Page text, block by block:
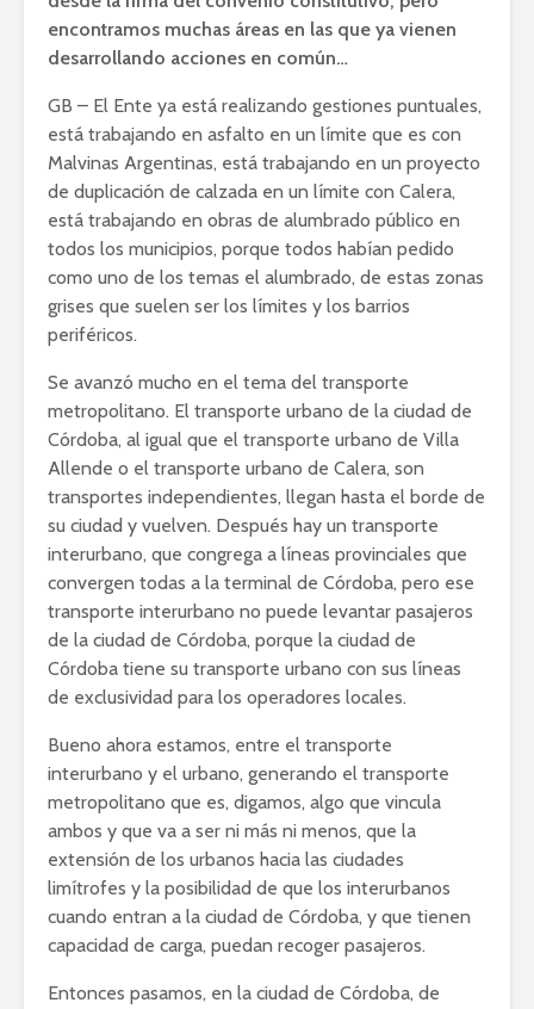
encontramos muchas áreas en las que ya vienen
desarrollando acciones en común…
GB – El Ente ya está realizando gestiones puntuales,
está trabajando en asfalto en un límite que es con
Malvinas Argentinas, está trabajando en un proyecto
de duplicación de calzada en un límite con Calera,
está trabajando en obras de alumbrado público en
todos los municipios, porque todos habían pedido
como uno de los temas el alumbrado, de estas zonas
grises que suelen ser los límites y los barrios
periféricos.
Se avanzó mucho en el tema del transporte
metropolitano. El transporte urbano de la ciudad de
Córdoba, al igual que el transporte urbano de Villa
Allende o el transporte urbano de Calera, son
transportes independientes, llegan hasta el borde de
su ciudad y vuelven. Después hay un transporte
interurbano, que congrega a líneas provinciales que
convergen todas a la terminal de Córdoba, pero ese
transporte interurbano no puede levantar pasajeros
de la ciudad de Córdoba, porque la ciudad de
Córdoba tiene su transporte urbano con sus líneas
de exclusividad para los operadores locales.
Bueno ahora estamos, entre el transporte
interurbano y el urbano, generando el transporte
metropolitano que es, digamos, algo que vincula
ambos y que va a ser ni más ni menos, que la
extensión de los urbanos hacia las ciudades
limítrofes y la posibilidad de que los interurbanos
cuando entran a la ciudad de Córdoba, y que tienen
capacidad de carga, puedan recoger pasajeros.
Entonces pasamos, en la ciudad de Córdoba, de